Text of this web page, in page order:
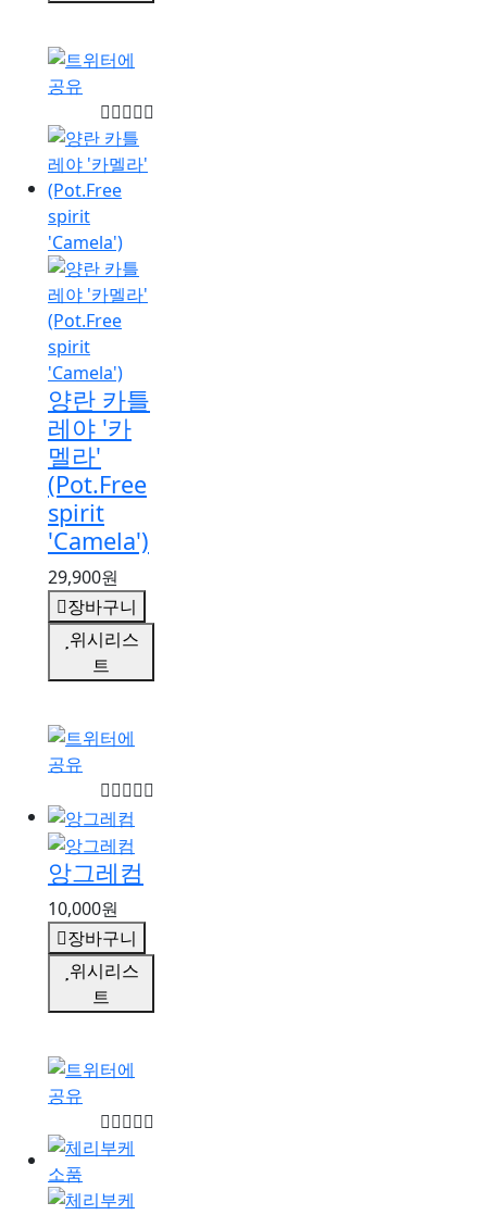
양란 카틀
레야 '카
멜라'
(Pot.Free
spirit
'Camela')
29,900원
장바구니
위시리스
트
앙그레컴
10,000원
장바구니
위시리스
트